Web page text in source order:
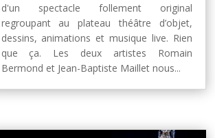
d'un spectacle follement original
regroupant au plateau théâtre d’objet,
dessins, animations et musique live. Rien
que ça. Les deux artistes Romain
Bermond et Jean-Baptiste Maillet nous...